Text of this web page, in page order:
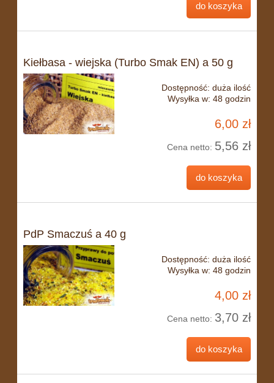
do koszyka
Kiełbasa - wiejska (Turbo Smak EN) a 50 g
Dostępność: duża ilość
Wysyłka w: 48 godzin
6,00 zł
Cena netto: 5,56 zł
do koszyka
PdP Smaczuś a 40 g
Dostępność: duża ilość
Wysyłka w: 48 godzin
4,00 zł
Cena netto: 3,70 zł
do koszyka